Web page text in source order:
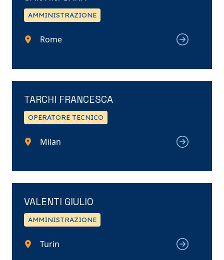
AMMINISTRAZIONE
Rome
TARCHI FRANCESCA
OPERATORE TECNICO
Milan
VALENTI GIULIO
AMMINISTRAZIONE
Turin